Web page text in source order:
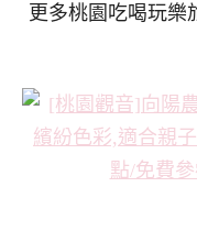
更多桃園吃喝玩樂